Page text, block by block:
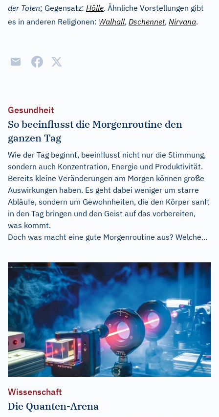
der Toten; Gegensatz: Hölle. Ähnliche Vorstellungen gibt
es in anderen Religionen: Walhall, Dschennet, Nirvana.
Gesundheit
So beeinflusst die Morgenroutine den
ganzen Tag
Wie der Tag beginnt, beeinflusst nicht nur die Stimmung,
sondern auch Konzentration, Energie und Produktivität.
Bereits kleine Veränderungen am Morgen können große
Auswirkungen haben. Es geht dabei weniger um starre
Abläufe, sondern um Gewohnheiten, die den Körper sanft
in den Tag bringen und den Geist auf das vorbereiten,
was kommt.
Doch was macht eine gute Morgenroutine aus? Welche...
Wissenschaft
Die Quanten-Arena